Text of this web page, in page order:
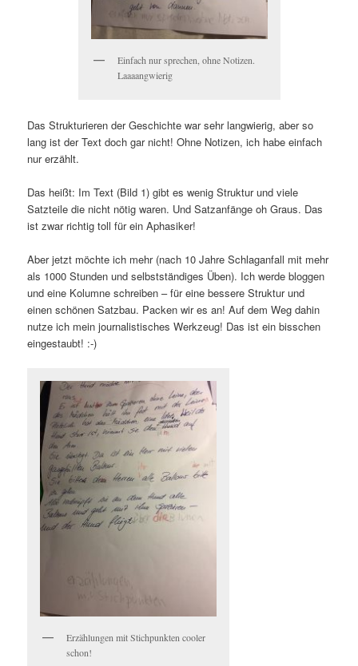
Einfach nur sprechen, ohne Notizen.
Laaaangwierig
Das Strukturieren der Geschichte war sehr langwierig, aber so
lang ist der Text doch gar nicht! Ohne Notizen, ich habe einfach
nur erzählt.
Das heißt: Im Text (Bild 1) gibt es wenig Struktur und viele
Satzteile die nicht nötig waren. Und Satzanfänge oh Graus. Das
ist zwar richtig toll für ein Aphasiker!
Aber jetzt möchte ich mehr (nach 10 Jahre Schlaganfall mit mehr
als 1000 Stunden und selbstständiges Üben). Ich werde bloggen
und eine Kolumne schreiben – für eine bessere Struktur und
einen schönen Satzbau. Packen wir es an! Auf dem Weg dahin
nutze ich mein journalistisches Werkzeug! Das ist ein bisschen
eingestaubt! :-)
Erzählungen mit Stichpunkten cooler
schon!